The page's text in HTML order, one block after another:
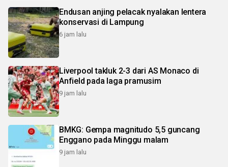
Endusan anjing pelacak nyalakan lentera
konservasi di Lampung
6 jam lalu
Liverpool takluk 2-3 dari AS Monaco di
Anfield pada laga pramusim
9 jam lalu
BMKG: Gempa magnitudo 5,5 guncang
Enggano pada Minggu malam
9 jam lalu